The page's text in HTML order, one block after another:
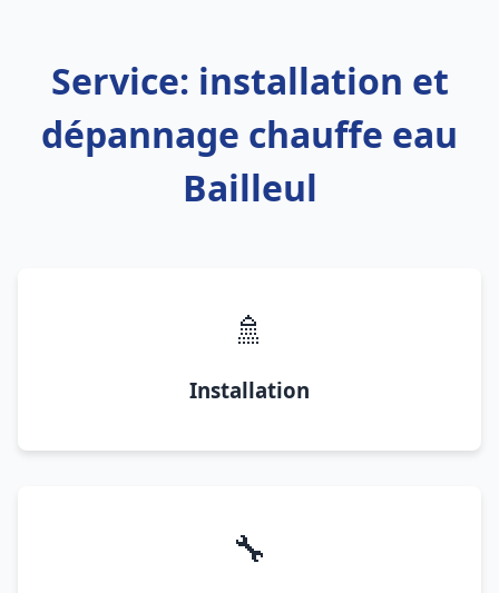
Service: installation et
dépannage chauffe eau
Bailleul
🚿
Installation
🔧